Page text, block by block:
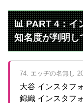
📊 PART 4：イ
知名度が判明し
74. エッヂの名無し
大谷 インスタフ
錦織 インスタフ